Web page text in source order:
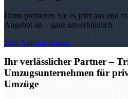
Dann probieren Sie es jetzt aus und
Angebot an – ganz unverbindlich.
Jetzt Anfrage starten
Ihr verlässlicher Partner –
Umzugsunternehmen für
Umzüge